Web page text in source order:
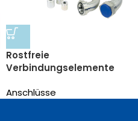
Rostfreie
Verbindungselemente
Anschlüsse